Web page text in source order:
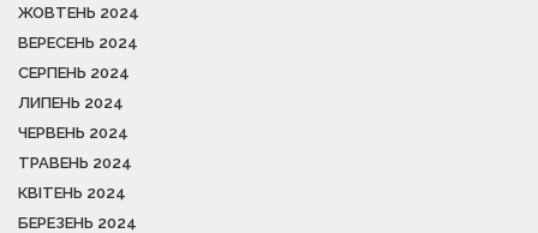
ЖОВТЕНЬ 2024
ВЕРЕСЕНЬ 2024
СЕРПЕНЬ 2024
ЛИПЕНЬ 2024
ЧЕРВЕНЬ 2024
ТРАВЕНЬ 2024
КВІТЕНЬ 2024
БЕРЕЗЕНЬ 2024